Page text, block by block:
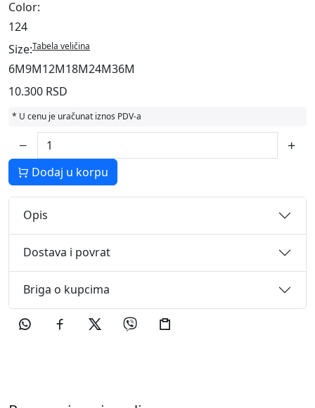
Size:Tabela veličina
6M9M12M18M24M36M
Color:
124
10.300 RSD
* U cenu je uračunat iznos PDV-a
Dodaj u korpu
Opis
Dostava i povrat
Briga o kupcima